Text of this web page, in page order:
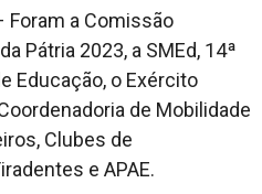
Foram a Comissão
Pátria 2023, a SMEd, 14ª
Educação, o Exército
de Mobilidade
Clubes de
e APAE.